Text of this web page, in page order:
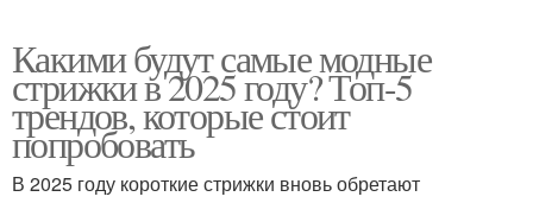
Какими будут самые модные
стрижки в 2025 году? Топ-5
трендов, которые стоит
попробовать
В 2025 году короткие стрижки вновь обретают